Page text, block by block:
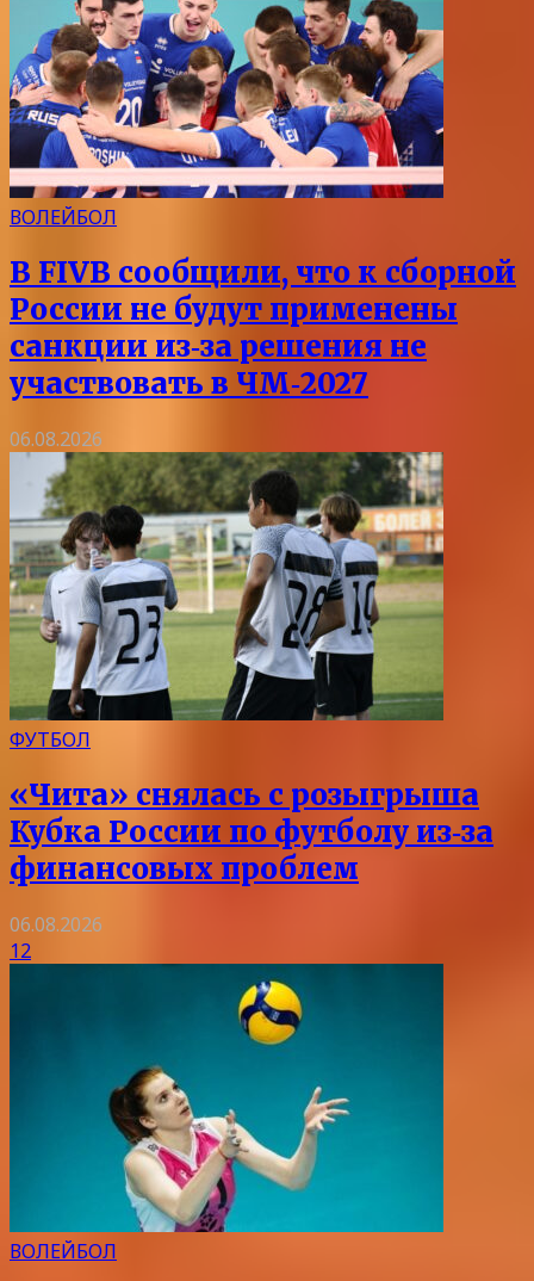
ВОЛЕЙБОЛ
В FIVB сообщили, что к сборной
России не будут применены
санкции из‑за решения не
участвовать в ЧМ‑2027
06.08.2026
ФУТБОЛ
«Чита» снялась с розыгрыша
Кубка России по футболу из‑за
финансовых проблем
06.08.2026
12
ВОЛЕЙБОЛ